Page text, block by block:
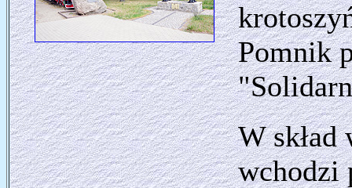
Pomnik
W skład
wchodzi